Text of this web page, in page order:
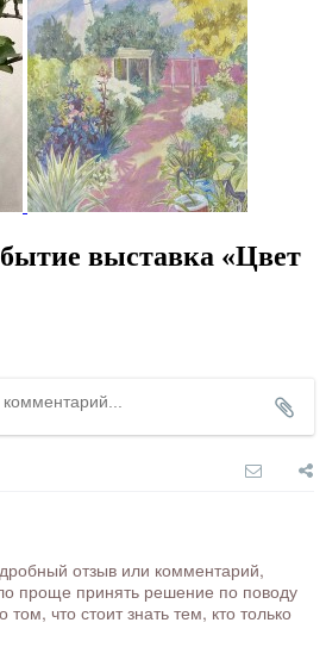
выставка «Цвет
отзыв или комментарий,
проще принять решение по поводу
что стоит знать тем, кто только